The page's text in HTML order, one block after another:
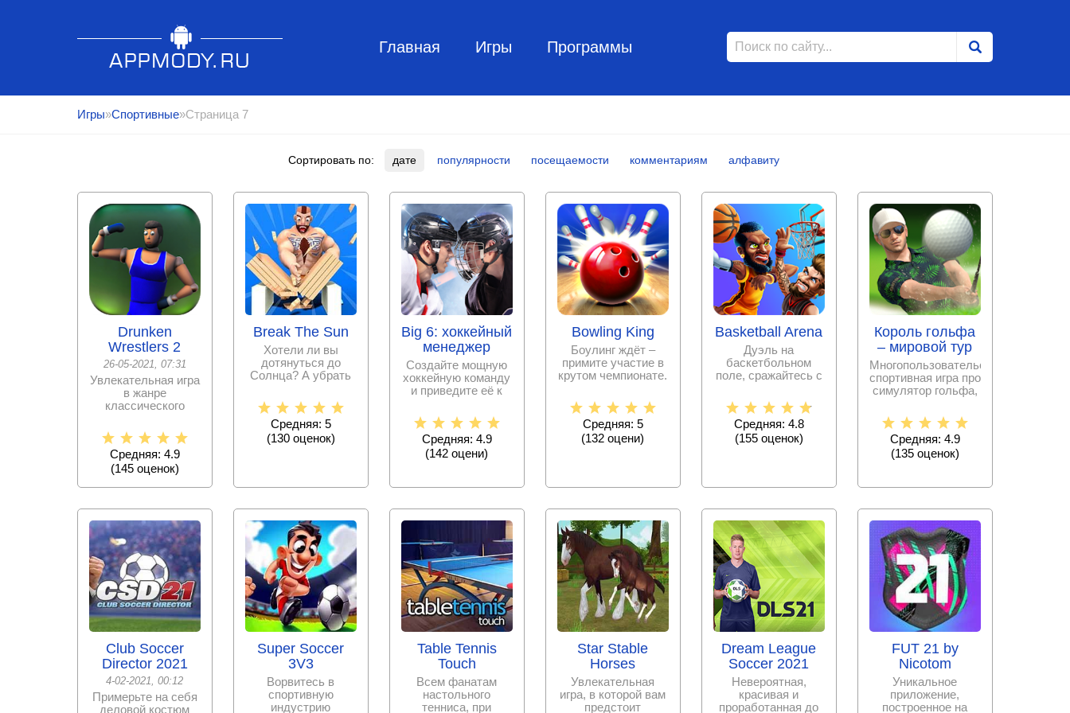
Главная Игры Программы
Игры»Спортивные»Страница 7
Сортировать по: дате популярности посещаемости комментариям алфавиту
Drunken
Wrestlers 2
26-05-2021, 07:31
Увлекательная игра
в жанре
классического
соперника дерутся
друг с
Средняя: 4.9
(145оценок)
Break The Sun
Хотели ли вы
дотянуться до
Солнца? А убрать
лютую жару? Тогда
эта
Средняя: 5
(130оценок)
Big 6: хоккейный
менеджер
Создайте мощную
хоккейную команду
и приведите её к
лидерству
управляя
Средняя: 4.9
(142 оцени)
Bowling King
Боулинг ждёт –
примите участие в
крутом чемпионате.
метко, сбивайте
Средняя: 5
(132 оцени)
Basketball Arena
Дуэль на
баскетбольном
поле, сражайтесь с
миру и обходите их
Средняя: 4.8
(155оценок)
Король гольфа
– мировой тур
Многопользовательская
спортивная игра про
симулятор гольфа,
Средняя: 4.9
(135оценок)
Club Soccer
Director 2021
4-02-2021, 00:12
Примерьте на себя
деловой костюм
Super Soccer
3V3
Ворвитесь в
спортивную
индустрию
Table Tennis
Touch
Всем фанатам
настольного
тенниса, при
Star Stable
Horses
Увлекательная
игра, в которой вам
предстоит
Dream League
Soccer 2021
Невероятная,
красивая и
проработанная до
FUT 21 by
Nicotom
Уникальное
приложение,
построенное на